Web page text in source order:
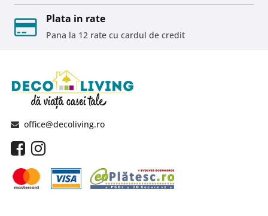
Plata in rate
Pana la 12 rate cu cardul de credit
office@decoliving.ro